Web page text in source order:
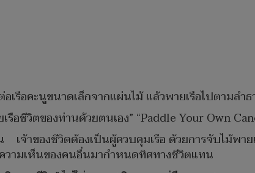
เรือคะนูขนาดเล็กจากแผ่นไม้ แล้วพายเรือไปตามลำ
อชีวิตของท่านด้วยตนเอง” “Paddle Your Own
เจ้าของชีวิตต้องเป็นผู้ควบคุมเรือ ด้วยการจับไม้พา
วามเห็นของคนอื่นมากำหนดทิศทางชีวิตแทน